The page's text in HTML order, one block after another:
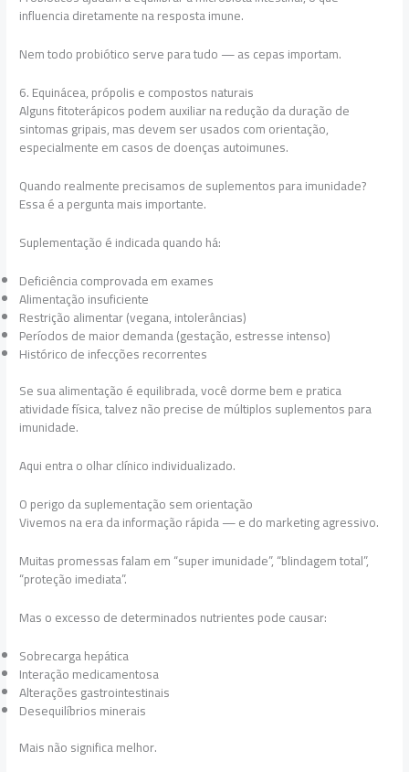
influencia diretamente na resposta imune.
Nem todo probiótico serve para tudo — as cepas importam.
6. Equinácea, própolis e compostos naturais
Alguns fitoterápicos podem auxiliar na redução da duração de
sintomas gripais, mas devem ser usados com orientação,
especialmente em casos de doenças autoimunes.
Quando realmente precisamos de suplementos para imunidade?
Essa é a pergunta mais importante.
Suplementação é indicada quando há:
Deficiência comprovada em exames
Alimentação insuficiente
Restrição alimentar (vegana, intolerâncias)
Períodos de maior demanda (gestação, estresse intenso)
Histórico de infecções recorrentes
Se sua alimentação é equilibrada, você dorme bem e pratica
atividade física, talvez não precise de múltiplos suplementos para
imunidade.
Aqui entra o olhar clínico individualizado.
O perigo da suplementação sem orientação
Vivemos na era da informação rápida — e do marketing agressivo.
Muitas promessas falam em “super imunidade”, “blindagem total”,
“proteção imediata”.
Mas o excesso de determinados nutrientes pode causar:
Sobrecarga hepática
Interação medicamentosa
Alterações gastrointestinais
Desequilíbrios minerais
Mais não significa melhor.